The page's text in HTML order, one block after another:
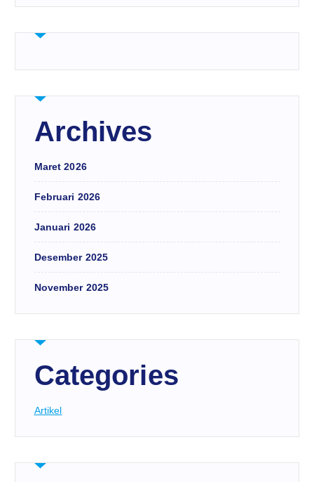
Archives
Maret 2026
Februari 2026
Januari 2026
Desember 2025
November 2025
Categories
Artikel